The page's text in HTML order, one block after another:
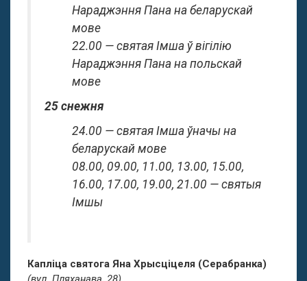
Нараджэння Пана на беларускай
мове
22.00 — святая Імша ў вігілію
Нараджэння Пана на польскай
мове
25 снежня
24.00 — святая Імша ўначы на
беларускай мове
08.00, 09.00, 11.00, 13.00, 15.00,
16.00, 17.00, 19.00, 21.00 — святыя
Імшы
Капліца святога Яна Хрысціцеля (Серабранка)